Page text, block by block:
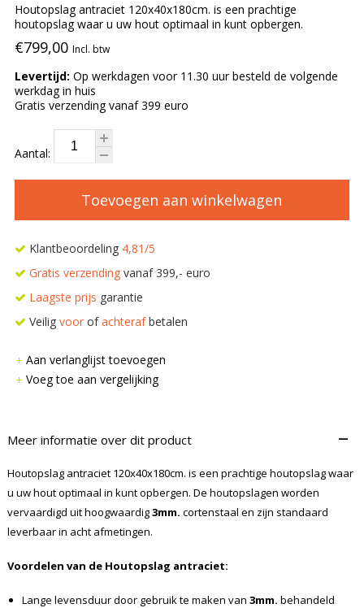
Houtopslag antraciet 120x40x180cm. is een prachtige
houtopslag waar u uw hout optimaal in kunt opbergen.
€799,00 Incl. btw
Levertijd: Op werkdagen voor 11.30 uur besteld de volgende
werkdag in huis
Gratis verzending vanaf 399 euro
Aantal:
Toevoegen aan winkelwagen
Klantbeoordeling 4,81/5
Gratis verzendingvanaf 399,- euro
Laagste prijs garantie
Veilig voorofachterafbetalen
Aan verlanglijst toevoegen
Voeg toe aan vergelijking
Meer informatie over dit product –
Houtopslag antraciet 120x40x180cm. is een prachtige houtopslag waar
u uw hout optimaal in kunt opbergen. De houtopslagen worden
vervaardigd uit hoogwaardig3mm. cortenstaal en zijn standaard
leverbaar in acht afmetingen.
Voordelen van de Houtopslag antraciet:
Lange levensduur door gebruik te maken van 3mm. behandeld